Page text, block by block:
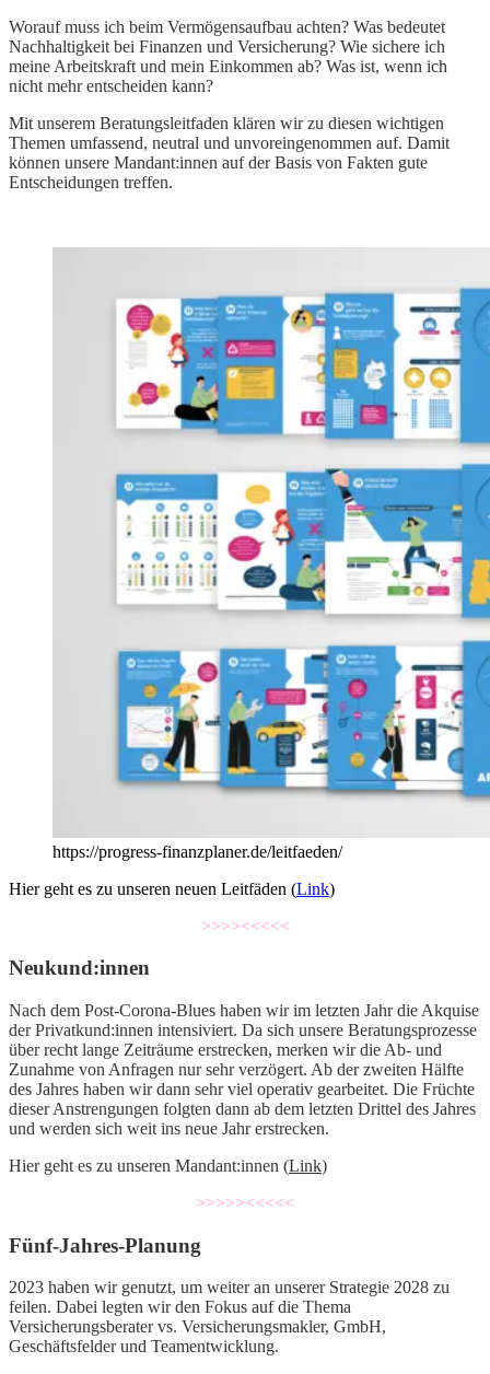
Worauf muss ich beim Vermögensaufbau achten? Was bedeutet
Nachhaltigkeit bei Finanzen und Versicherung? Wie sichere ich
meine Arbeitskraft und mein Einkommen ab? Was ist, wenn ich
nicht mehr entscheiden kann?
Mit unserem Beratungsleitfaden klären wir zu diesen wichtigen
Themen umfassend, neutral und unvoreingenommen auf. Damit
können unsere Mandant:innen auf der Basis von Fakten gute
Entscheidungen treffen.
https://progress-finanzplaner.de/leitfaeden/
Hier geht es zu unseren neuen Leitfäden (Link)
>>>><<<<<
Neukund:innen
Nach dem Post-Corona-Blues haben wir im letzten Jahr die Akquise
der Privatkund:innen intensiviert. Da sich unsere Beratungsprozesse
über recht lange Zeiträume erstrecken, merken wir die Ab- und
Zunahme von Anfragen nur sehr verzögert. Ab der zweiten Hälfte
des Jahres haben wir dann sehr viel operativ gearbeitet. Die Früchte
dieser Anstrengungen folgten dann ab dem letzten Drittel des Jahres
und werden sich weit ins neue Jahr erstrecken.
Hier geht es zu unseren Mandant:innen (Link)
>>>>><<<<<
Fünf-Jahres-Planung
2023 haben wir genutzt, um weiter an unserer Strategie 2028 zu
feilen. Dabei legten wir den Fokus auf die Thema
Versicherungsberater vs. Versicherungsmakler, GmbH,
Geschäftsfelder und Teamentwicklung.